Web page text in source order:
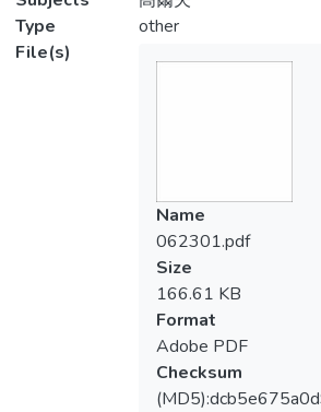
Type
other
File(s)
Name
062301.pdf
Size
166.61 KB
Format
Adobe PDF
Checksum